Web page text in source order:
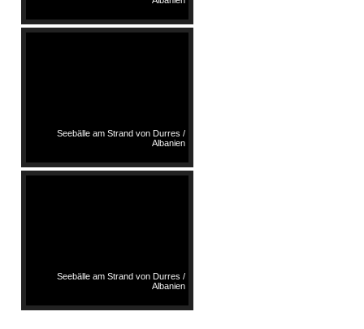
Seebälle am Strand von Durres /
Albanien
Seebälle am Strand von Durres /
Albanien